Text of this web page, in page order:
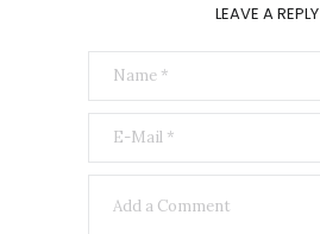
LEAVE A REPLY